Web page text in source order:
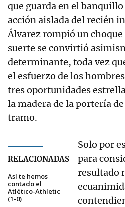
que guarda en el
acción aislada del recién
Álvarez rompió un
suerte se convirtió
determinante, toda vez
el esfuerzo de los
tres oportunidades
la madera de la portería
tramo.
RELACIONADAS
Así te hemos
contado el
Atlético-Athletic
(1-0)
Solo por
para
resultado